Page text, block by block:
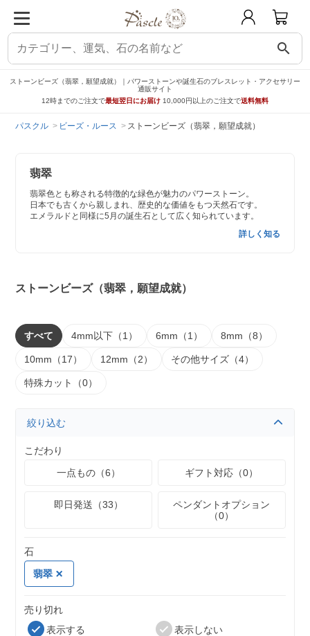
search
ストーンビーズ（翡翠，願望成就）｜パワーストーンや誕生石のブレスレット・アクセサリー
通販サイト
12時までのご注文で最短翌日にお届け 10,000円以上のご注文で送料無料
パスクル ビーズ・ルース ストーンビーズ（翡翠，願望成就）
翡翠
翡翠色とも称される特徴的な緑色が魅力のパワーストーン。
日本でも古くから親しまれ、歴史的な価値をもつ天然石です。
エメラルドと同様に5月の誕生石として広く知られています。
詳しく知る
ストーンビーズ（翡翠，願望成就）
すべて 4mm以下（1） 6mm（1） 8mm（8）
10mm（17） 12mm（2） その他サイズ（4）
特殊カット（0）
絞り込む
こだわり
一点もの（6）
ギフト対応（0）
即日発送（33）
ペンダントオプション
（0）
石
翡翠
売り切れ
表示する
表示しない